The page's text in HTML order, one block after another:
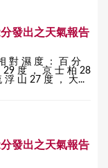
發出之天氣報告
對 濕 度 ： 百 分
29 度 ， 京 士 柏 28
浮 山 27 度 ， 大...
發出之天氣報告